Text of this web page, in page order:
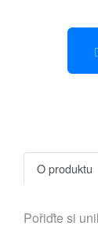
O produktu
Pořiďte si